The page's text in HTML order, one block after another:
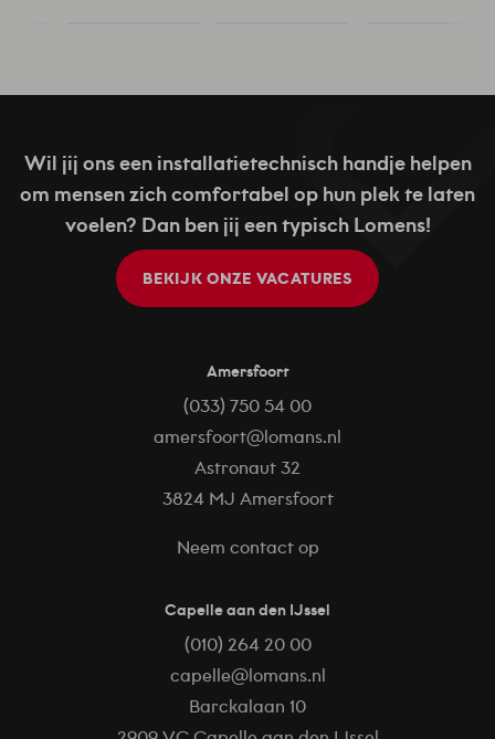
Wil jij ons een installatietechnisch handje helpen
om mensen zich comfortabel op hun plek te laten
voelen? Dan ben jij een typisch Lomens!
BEKIJK ONZE VACATURES
Amersfoort
(033) 750 54 00
amersfoort@lomans.nl
Astronaut 32
3824 MJ Amersfoort
Neem contact op
Capelle aan den IJssel
(010) 264 20 00
capelle@lomans.nl
Barckalaan 10